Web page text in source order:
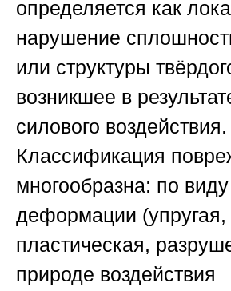
определяется как
нарушение
или структуры
возникшее в
силового воздействия.
Классификация
многообразна: по виду
деформации (упругая,
пластическая,
природе воздействия